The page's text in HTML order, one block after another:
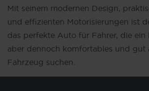
Mit seinem modernen Design,
und effizienten Motorisierungen ist
das perfekte Auto für Fahrer, die ein
aber dennoch komfortables und gut
Fahrzeug suchen.